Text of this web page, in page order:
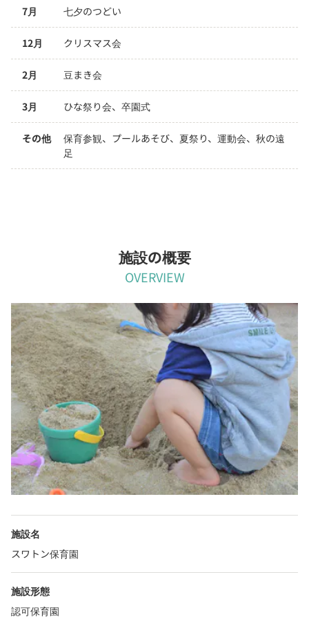
7月 七夕のつどい
12月 クリスマス会
2月 豆まき会
3月 ひな祭り会、卒園式
その他
保育参観、プールあそび、夏祭り、運動会、秋の遠
足
施設の概要
OVERVIEW
施設名
スワトン保育園
施設形態
認可保育園